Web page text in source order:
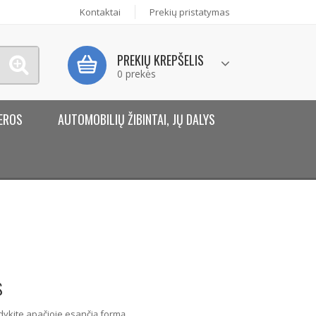
Kontaktai Prekių pristatymas
PREKIŲ KREPŠELIS
0 prekės
AUTOMOBILIŲ ŽIBINTAI, JŲ DALYS